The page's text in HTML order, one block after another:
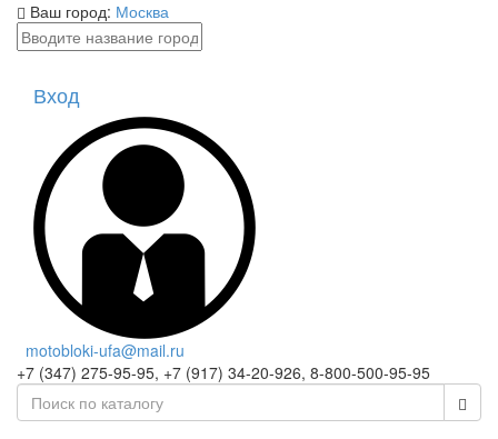
Ваш город: Москва
Вход
motobloki-ufa@mail.ru
+7 (347) 275-95-95, +7 (917) 34-20-926, 8-800-500-95-95